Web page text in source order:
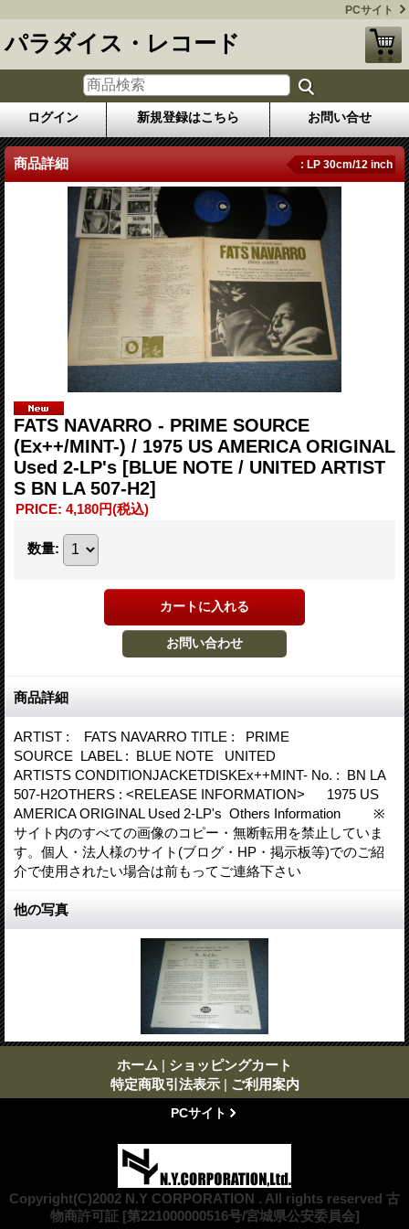
PCサイト
パラダイス・レコード
ログイン 新規登録はこちら お問い合せ
商品詳細 : LP 30cm/12 inch
FATS NAVARRO - PRIME SOURCE
(Ex++/MINT-) / 1975 US AMERICA ORIGINAL
Used 2-LP's [BLUE NOTE / UNITED ARTIST
S BN LA 507-H2]
PRICE: 4,180円(税込)
数量:
商品詳細
ARTIST : FATS NAVARRO TITLE : PRIME
SOURCE LABEL : BLUE NOTE UNITED
ARTISTS CONDITIONJACKETDISKEx++MINT- No. : BN LA
507-H2OTHERS : <RELEASE INFORMATION> 1975 US
AMERICA ORIGINAL Used 2-LP's Others Information ※
サイト内のすべての画像のコピー・無断転用を禁止していま
す。個人・法人様のサイト(ブログ・HP・掲示板等)でのご紹
介で使用されたい場合は前もってご連絡下さい
他の写真
ホーム | ショッピングカート
特定商取引法表示 | ご利用案内
PCサイト
Copyright(C)2002 N.Y CORPORATION . All rights reserved 古
物商許可証 [第221000000516号/宮城県公安委員会]